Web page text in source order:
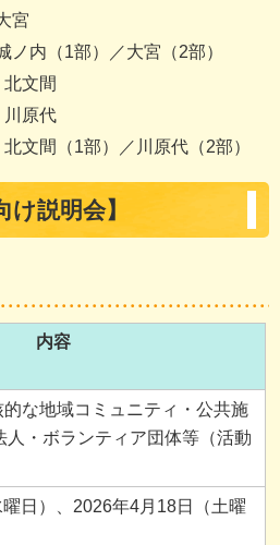
宮
ノ内（1部）／大宮（2部）
文間
川原代
文間（1部）／川原代（2部）
説明会】
内容
な地域コミュニティ・公共施
人・ボランティア団体等（活動
日）、2026年4月18日（土曜